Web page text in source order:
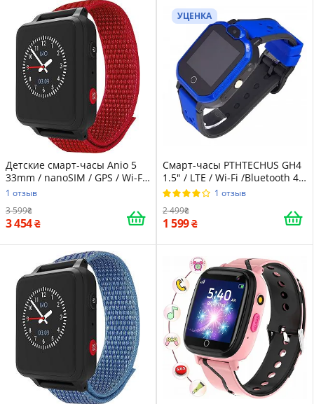
Детские смарт-часы Anio 5
33mm / nanoSIM / GPS / Wi-Fi
/ Bluetooth / Пылезащита
1 отзыв
3 599
3 454
УЦЕНКА
Смарт-часы PTHTECHUS GH4
1.5" / LTE / Wi-Fi /Bluetooth 4.2
/ Влагозащита IP65 / Black-
1 отзыв
2 499
1 599